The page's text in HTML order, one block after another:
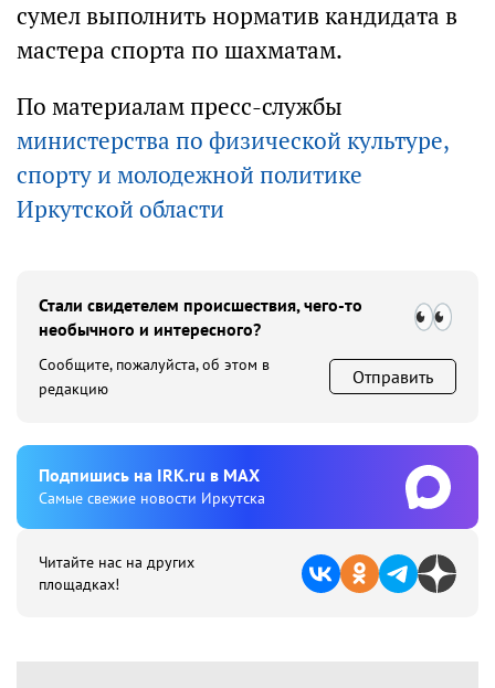
сумел выполнить норматив кандидата в
мастера спорта по шахматам.
По материалам пресс-службы
министерства по физической культуре,
спорту и молодежной политике
Иркутской области
Стали свидетелем происшествия, чего-то
необычного и интересного?
Сообщите, пожалуйста, об этом в
редакцию
Отправить
Подпишиcь на IRK.ru в MAX
Cамые свежие новости Иркутска
Читайте нас на других
площадках!